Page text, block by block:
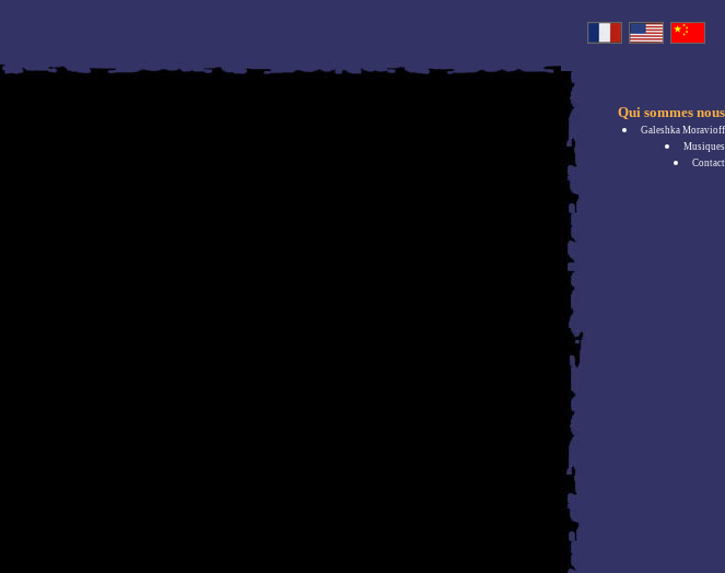
Qui sommes nous
Galeshka Moravioff
Musiques
Contact